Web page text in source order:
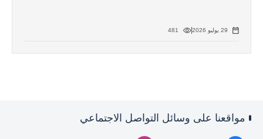
29 يوليو 2026 481
مواقعنا على وسائل التواصل الاجتماعي